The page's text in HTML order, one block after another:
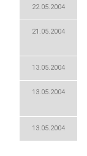
22.05.2004
21.05.2004
13.05.2004
13.05.2004
13.05.2004